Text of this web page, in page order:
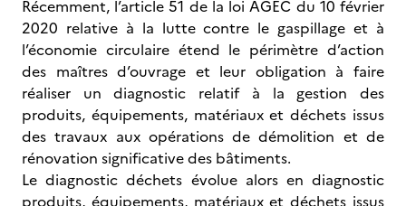
Récemment, l’article 51 de la loi AGEC du 10 février
2020 relative à la lutte contre le gaspillage et à
l’économie circulaire étend le périmètre d’action
des maîtres d’ouvrage et leur obligation à faire
réaliser un diagnostic relatif à la gestion des
produits, équipements, matériaux et déchets issus
des travaux aux opérations de démolition et de
rénovation significative des bâtiments.
Le diagnostic déchets évolue alors en diagnostic
produits, équipements, matériaux et déchets issus